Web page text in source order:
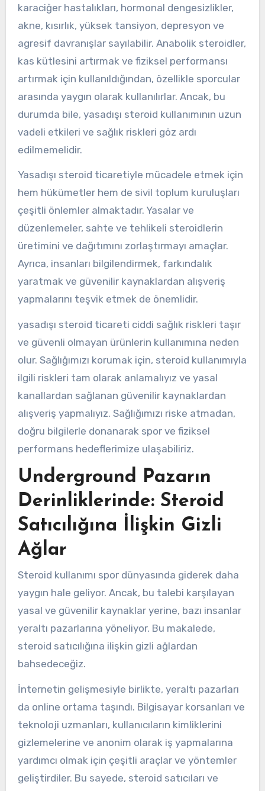
karaciğer hastalıkları, hormonal dengesizlikler,
akne, kısırlık, yüksek tansiyon, depresyon ve
agresif davranışlar sayılabilir. Anabolik steroidler,
kas kütlesini artırmak ve fiziksel performansı
artırmak için kullanıldığından, özellikle sporcular
arasında yaygın olarak kullanılırlar. Ancak, bu
durumda bile, yasadışı steroid kullanımının uzun
vadeli etkileri ve sağlık riskleri göz ardı
edilmemelidir.
Yasadışı steroid ticaretiyle mücadele etmek için
hem hükümetler hem de sivil toplum kuruluşları
çeşitli önlemler almaktadır. Yasalar ve
düzenlemeler, sahte ve tehlikeli steroidlerin
üretimini ve dağıtımını zorlaştırmayı amaçlar.
Ayrıca, insanları bilgilendirmek, farkındalık
yaratmak ve güvenilir kaynaklardan alışveriş
yapmalarını teşvik etmek de önemlidir.
yasadışı steroid ticareti ciddi sağlık riskleri taşır
ve güvenli olmayan ürünlerin kullanımına neden
olur. Sağlığımızı korumak için, steroid kullanımıyla
ilgili riskleri tam olarak anlamalıyız ve yasal
kanallardan sağlanan güvenilir kaynaklardan
alışveriş yapmalıyız. Sağlığımızı riske atmadan,
doğru bilgilerle donanarak spor ve fiziksel
performans hedeflerimize ulaşabiliriz.
Underground Pazarın
Derinliklerinde: Steroid
Satıcılığına İlişkin Gizli
Ağlar
Steroid kullanımı spor dünyasında giderek daha
yaygın hale geliyor. Ancak, bu talebi karşılayan
yasal ve güvenilir kaynaklar yerine, bazı insanlar
yeraltı pazarlarına yöneliyor. Bu makalede,
steroid satıcılığına ilişkin gizli ağlardan
bahsedeceğiz.
İnternetin gelişmesiyle birlikte, yeraltı pazarları
da online ortama taşındı. Bilgisayar korsanları ve
teknoloji uzmanları, kullanıcıların kimliklerini
gizlemelerine ve anonim olarak iş yapmalarına
yardımcı olmak için çeşitli araçlar ve yöntemler
geliştirdiler. Bu sayede, steroid satıcıları ve